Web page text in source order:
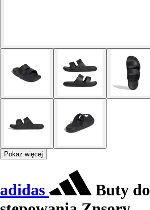
Pokaż więcej
adidas
Buty do